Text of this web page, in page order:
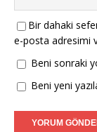
Bir dahaki
e-posta adresimi
Beni sonraki
Beni yeni